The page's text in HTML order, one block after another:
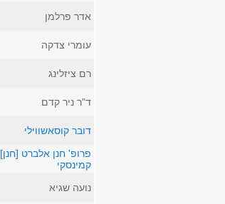
אדר פרלמן
עומרי צדקה
רם ציזלינג
ד"ר ניר קדם
דובר קוסאשווילי
פרופ' חנן אלברט [חנן]
קמינסקי
נועה שגיא